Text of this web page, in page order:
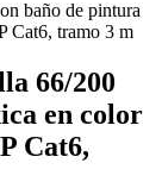
66/200
en color
Cat6,